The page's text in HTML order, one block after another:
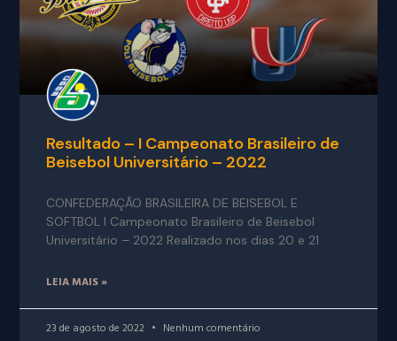
Resultado – I Campeonato Brasileiro de
Beisebol Universitário – 2022
CONFEDERAÇÃO BRASILEIRA DE BEISEBOL E
SOFTBOL I Campeonato Brasileiro de Beisebol
Universitário – 2022 Realizado nos dias 20 e 21
LEIA MAIS »
23 de agosto de 2022 Nenhum comentário